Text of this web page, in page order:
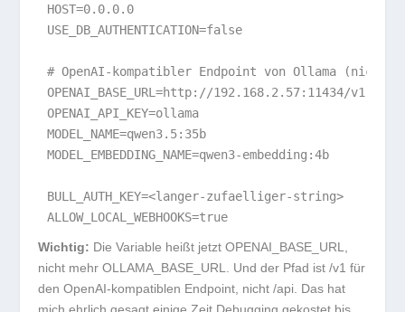
HOST=0.0.0.0
USE_DB_AUTHENTICATION=false
# OpenAI-kompatibler Endpoint von Ollama (nicht
OPENAI_BASE_URL=http://192.168.2.57:11434/v1
OPENAI_API_KEY=ollama
MODEL_NAME=qwen3.5:35b
MODEL_EMBEDDING_NAME=qwen3-embedding:4b
BULL_AUTH_KEY=<langer-zufaelliger-string>
Wichtig: Die Variable heißt jetztOPENAI_BASE_URL
nicht mehrOLLAMA_BASE_URL . Und der Pfad ist/v1 für
den OpenAI-kompatiblen Endpoint, nicht/api . Das hat